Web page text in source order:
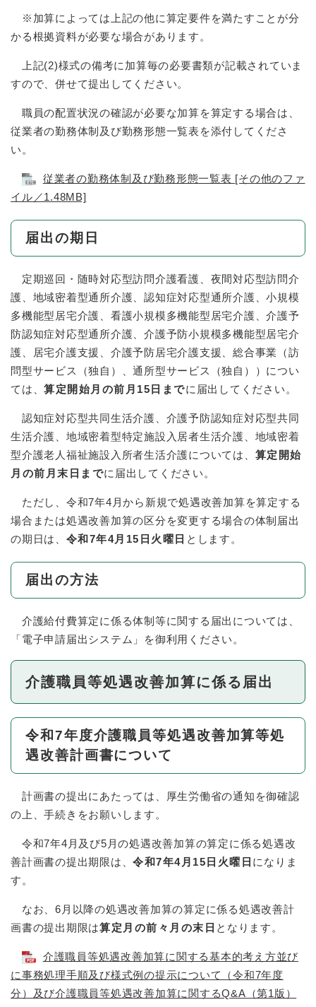
※加算によっては上記の他に算定要件を満たすことが分
かる根拠資料が必要な場合があります。
上記(2)様式の備考に加算毎の必要書類が記載されていま
すので、併せて提出してください。
職員の配置状況の確認が必要な加算を算定する場合は、
従業者の勤務体制及び勤務形態一覧表を添付してくださ
い。
従業者の勤務体制及び勤務形態一覧表 [その他のファ
イル／1.48MB]
届出の期日
定期巡回・随時対応型訪問介護看護、夜間対応型訪問介
護、地域密着型通所介護、認知症対応型通所介護、小規模
多機能型居宅介護、看護小規模多機能型居宅介護、介護予
防認知症対応型通所介護、介護予防小規模多機能型居宅介
護、居宅介護支援、介護予防居宅介護支援、総合事業（訪
問型サービス（独自）、通所型サービス（独自））につい
ては、算定開始月の前月15日までに届出してください。
認知症対応型共同生活介護、介護予防認知症対応型共同
生活介護、地域密着型特定施設入居者生活介護、地域密着
型介護老人福祉施設入所者生活介護については、 算定開始
月の前月末日までに届出してください。
ただし、令和7年4月から新規で処遇改善加算を算定する
場合または処遇改善加算の区分を変更する場合の体制届出
の期日は、 令和7年4月15日火曜日 とします。
届出の方法
介護給付費算定に係る体制等に関する届出については、
「電子申請届出システム」を御利用ください。
介護職員等処遇改善加算に係る届出
令和7年度介護職員等処遇改善加算等処
遇改善計画書について
計画書の提出にあたっては、厚生労働省の通知を御確認
の上、手続きをお願いします。
令和7年4月及び5月の処遇改善加算の算定に係る処遇改
善計画書の提出期限は、令和7年4月15日火曜日 になりま
す。
なお、6月以降の処遇改善加算の算定に係る処遇改善計
画書の提出期限は算定月の前々月の末日 となります。
介護職員等処遇改善加算に関する基本的考え方並び
に事務処理手順及び様式例の提示について（令和7年度
分）及び介護職員等処遇改善加算に関するQ&A（第1版）